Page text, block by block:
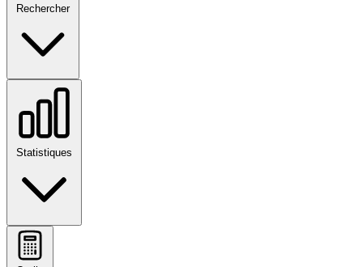
Rechercher
Statistiques